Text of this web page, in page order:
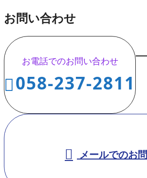
お問い合わせ
お電話でのお問い合わせ
058-237-2811
メールでのお